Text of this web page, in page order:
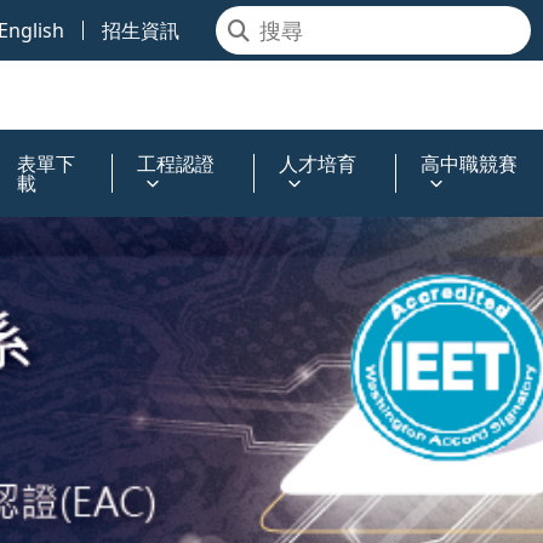
招生資訊
表單下
載
工程認證 人才培育 高中職競賽